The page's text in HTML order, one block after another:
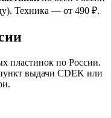
Техника — от 490 ₽.
пластинок по России.
выдачи CDEK или